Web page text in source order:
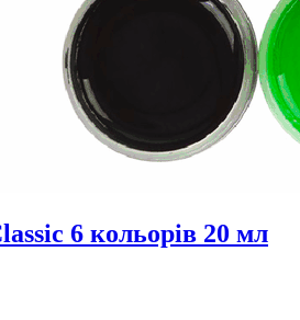
6 кольорів 20 мл